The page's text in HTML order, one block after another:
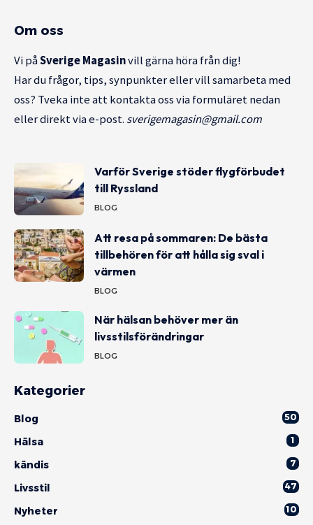
Om oss
Vi påSverige Magasinvill gärna höra från dig!
Har du frågor, tips, synpunkter eller vill samarbeta med
oss? Tveka inte att kontakta oss via formuläret nedan
eller direkt via e-post. sverigemagasin@gmail.com
Varför Sverige stöder flygförbudet
till Ryssland
BLOG
Att resa på sommaren: De bästa
tillbehören för att hålla sig sval i
värmen
BLOG
När hälsan behöver mer än
livsstilsförändringar
BLOG
Kategorier
Blog 50
Hälsa 1
kändis 7
Livsstil 47
Nyheter 10